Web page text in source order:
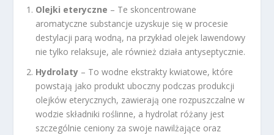
Olejki eteryczne – Te skoncentrowane
aromatyczne substancje uzyskuje się w procesie
destylacji parą wodną, na przykład olejek lawendowy
nie tylko relaksuje, ale również działa antyseptycznie.
Hydrolaty – To wodne ekstrakty kwiatowe, które
powstają jako produkt uboczny podczas produkcji
olejków eterycznych, zawierają one rozpuszczalne w
wodzie składniki roślinne, a hydrolat różany jest
szczególnie ceniony za swoje nawilżające oraz